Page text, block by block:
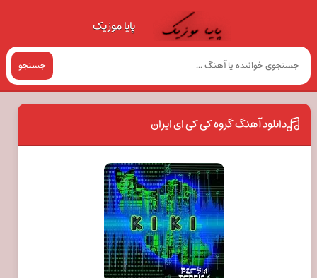
پایا موزیک
جستجو
دانلود آهنگ گروه کی کی ای ایران